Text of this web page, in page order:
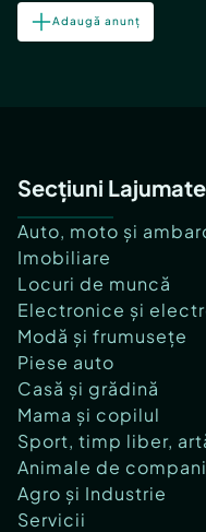
Adaugă anunț
Secțiuni Lajumate
Auto, moto și
Imobiliare
Locuri de muncă
Electronice și
Modă și frumusețe
Piese auto
Casă și grădină
Mama și copilul
Sport, timp liber,
Animale de
Agro și Industrie
Servicii